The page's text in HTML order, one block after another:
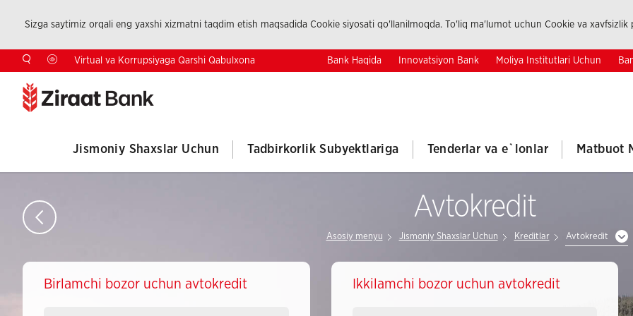
Sizga saytimiz orqali eng yaxshi xizmatni taqdim etish maqsadida Cookie siyosati qo'llanilmoqda. To'liq ma'lumot uchun Cookie va
Virtual va Korrupsiyaga Qarshi Qabulxona Bank Haqida Innovatsiyon Bank Moliya Institutlari Uchun
Jismoniy Shaxslar Uchun Tadbirkorlik Subyektlariga Tenderlar va e`lonlar Matbuot
Avtokredit
Asosiy menyu Jismoniy Shaxslar Uchun Kreditlar Avtokredit
Birlamchi bozor uchun avtokredit Ikkilamchi bozor uchun avtokredit